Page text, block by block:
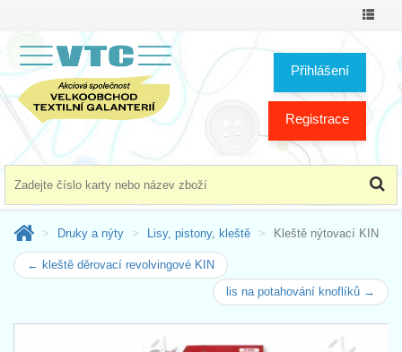
Přihlášení
Registrace
Druky a nýty Lisy, pistony, kleště Kleště nýtovací KIN
← kleště děrovací revolvingové KIN
lis na potahování knoflíků →